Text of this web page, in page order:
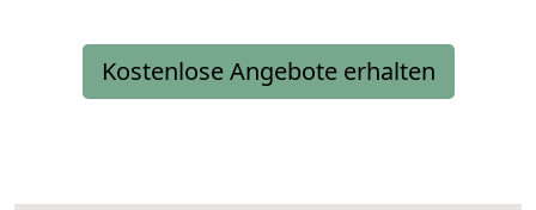
Kostenlose Angebote erhalten